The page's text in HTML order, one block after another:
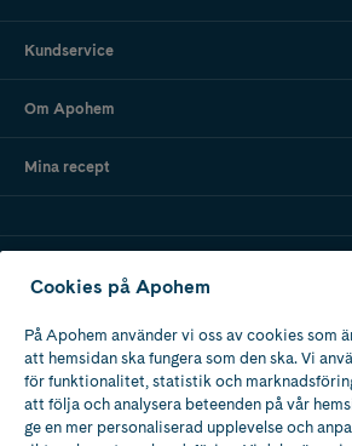
Kundservice
Om Apohem
Mina recept
Apotek med tillstånd
av Läkemedelsverket
Cookies på Apohem
På Apohem använder vi oss av cookies som
att hemsidan ska fungera som den ska. Vi
för funktionalitet, statistik och
att följa och analysera beteenden på vår
ge en mer personaliserad upplevelse och